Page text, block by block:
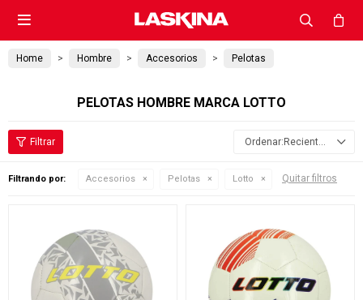

Home Hombre Accesorios Pelotas
PELOTAS HOMBRE MARCA LOTTO
Recientes
Filtrando por: Accesorios Pelotas Lotto Quitar filtros